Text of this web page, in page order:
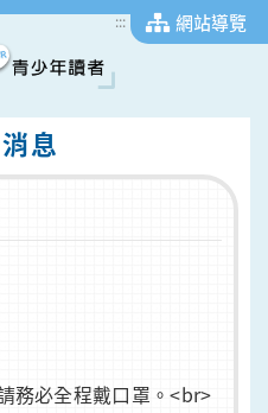
::: 網站導覽
息
務必全程戴口罩。<br>